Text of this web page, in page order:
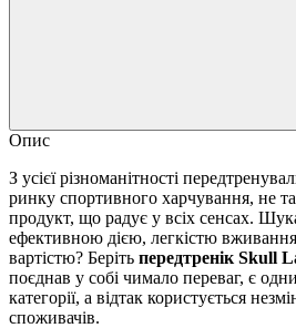
Опис
З усієї різноманітності
ринку спортивного харчування, не
продукт, що радує у всіх сенсах.
ефективною дією, легкістю
вартістю? Беріть передтренік Skull
поєднав у собі чимало переваг, є
категорії, а відтак користується
споживачів.